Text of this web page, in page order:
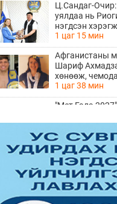
Ц.Сандаг-Очир:
уялдаа нь
нэгдсэн
алхам болно
1 цаг 15 мин
Афганистаны
Шариф
хөнөөж,
буруутгагдаж
1 цаг 38 мин
"Мет Гала
ТОМООХОН
1 цаг 49 мин
ДҮН
эмзэг
2 цаг 0 мин